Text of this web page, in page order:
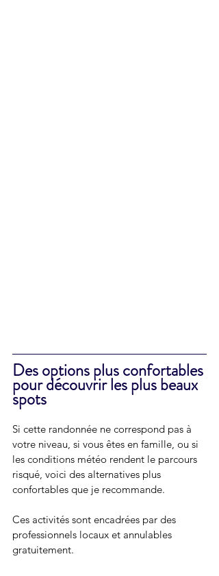
Des options plus confortables
pour découvrir les plus beaux
spots
Si cette randonnée ne correspond pas à
votre niveau, si vous êtes en famille, ou si
les conditions météo rendent le parcours
risqué, voici des alternatives plus
confortables que je recommande.
Ces activités sont encadrées par des
professionnels locaux et annulables
gratuitement.